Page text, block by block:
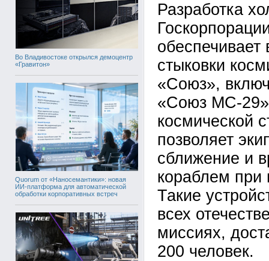
Во Владивостоке открылся демоцентр
«Гравитон»
Quorum от «Наносемантики»: новая
ИИ-платформа для автоматической
обработки корпоративных встреч
Разработка
обеспечивает
стыковки
«Союз»,
«Союз МС-
космической
позволяет
сближение и
кораблем при
Такие
всех
миссиях,
200 человек.